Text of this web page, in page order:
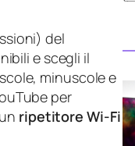
del
e scegli il
minuscole e
per
ripetitore Wi‑Fi